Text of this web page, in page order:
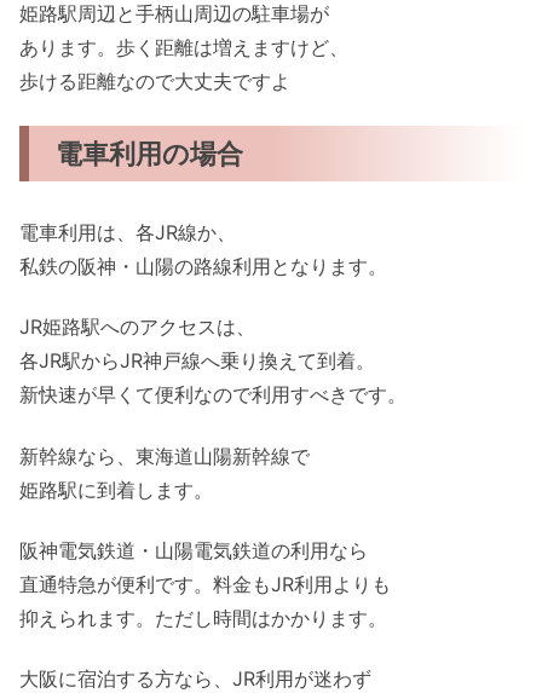
姫路駅周辺と手柄山周辺の駐車場が
あります。歩く距離は増えますけど、
歩ける距離なので大丈夫ですよ
電車利用の場合
電車利用は、各JR線か、
私鉄の阪神・山陽の路線利用となります。
JR姫路駅へのアクセスは、
各JR駅からJR神戸線へ乗り換えて到着。
新快速が早くて便利なので利用すべきです。
新幹線なら、東海道山陽新幹線で
姫路駅に到着します。
阪神電気鉄道・山陽電気鉄道の利用なら
直通特急が便利です。料金もJR利用よりも
抑えられます。ただし時間はかかります。
大阪に宿泊する方なら、JR利用が迷わず